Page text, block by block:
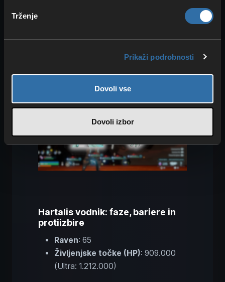
Trženje
Prikaži podrobnosti
Dovoli vse
Dovoli izbor
Hartalis vodnik: faze, bariere in
protiizbire
Raven: 65
Življenjske točke (HP): 909.000
(Ultra: 1.212.000)